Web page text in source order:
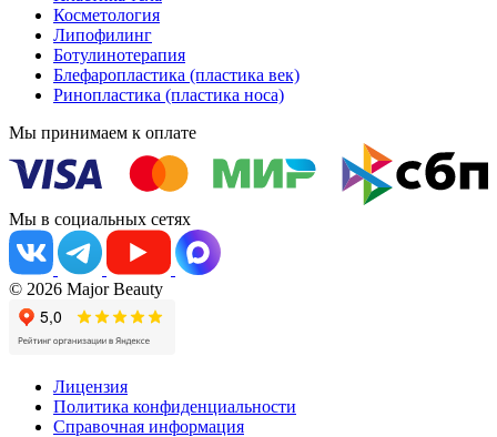
Косметология
Липофилинг
Ботулинотерапия
Блефаропластика (пластика век)
Ринопластика (пластика носа)
Мы принимаем к оплате
Мы в социальных сетях
© 2026 Major Beauty
Лицензия
Политика конфиденциальности
Справочная информация